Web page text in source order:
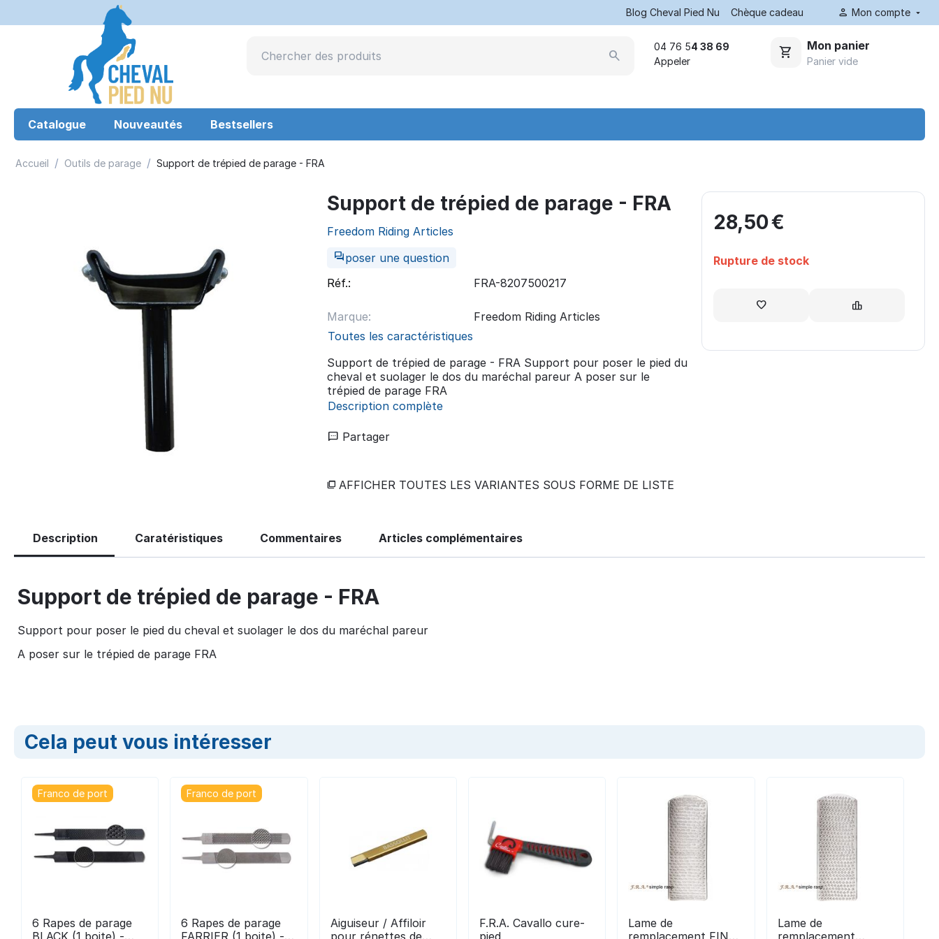
Blog Cheval Pied Nu Chèque cadeau Mon compte
04 76 54 38 69
Appeler
Mon panier
Panier vide
Catalogue Nouveautés Bestsellers
Accueil / Outils de parage / Support de trépied de parage - FRA
Support de trépied de parage - FRA
Freedom Riding Articles
poser une question
Réf.:
FRA-8207500217
Marque:
Freedom Riding Articles
Toutes les caractéristiques
Support de trépied de parage - FRA Support pour poser le pied du
cheval et suolager le dos du maréchal pareur A poser sur le
trépied de parage FRA
Description complète
28,50€
Rupture de stock
Partager
AFFICHER TOUTES LES VARIANTES SOUS FORME DE LISTE
Description Caratéristiques Commentaires Articles complémentaires
Support de trépied de parage - FRA
Support pour poser le pied du cheval et suolager le dos du maréchal pareur
A poser sur le trépied de parage FRA
Cela peut vous intéresser
Franco de port
6 Rapes de parage
BLACK (1 boite) -
Franco de port
6 Rapes de parage
FARRIER (1 boite) -
Aiguiseur / Affiloir
pour rénettes de
F.R.A. Cavallo cure-
pied
Lame de
remplacement FINE
Lame de
remplacement